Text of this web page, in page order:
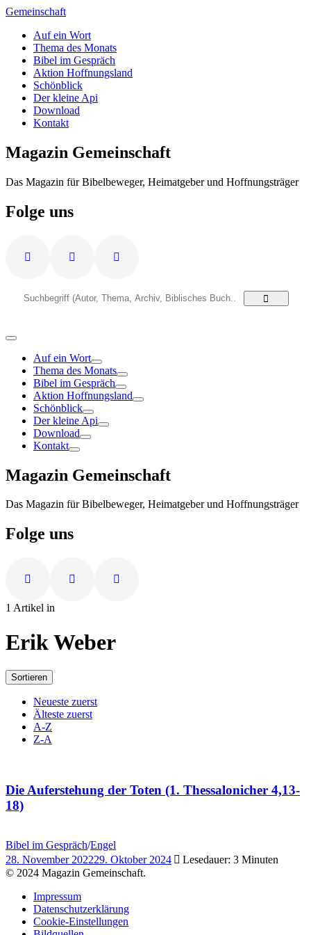
Zum
springen
Gemeinschaft
Auf ein Wort
Thema des Monats
Bibel im Gespräch
Aktion Hoffnungsland
Schönblick
Der kleine Api
Download
Kontakt
Magazin Gemeinschaft
Das Magazin für Bibelbeweger, Heimatgeber und Hoffnungsträger
Folge uns
Auf ein Wort
Thema des Monats
Bibel im Gespräch
Aktion Hoffnungsland
Schönblick
Der kleine Api
Download
Kontakt
Magazin Gemeinschaft
Das Magazin für Bibelbeweger, Heimatgeber und Hoffnungsträger
Folge uns
1 Artikel in
Erik Weber
Sortieren
Neueste zuerst
Älteste zuerst
A-Z
Z-A
Die Auferstehung der Toten (1. Thessalonicher 4,13-
18)
Bibel im Gespräch/Engel
28. November 202229. Oktober 2024
Lesedauer: 3 Minuten
© 2024 Magazin Gemeinschaft.
Impressum
Datenschutzerklärung
Cookie-Einstellungen